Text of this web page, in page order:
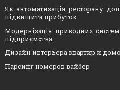
Як автоматизація ресторану
підвищити прибуток
Модернізація приводних
підприємства
Дизайн интерьера квартир и
Парсинг номеров вайбер